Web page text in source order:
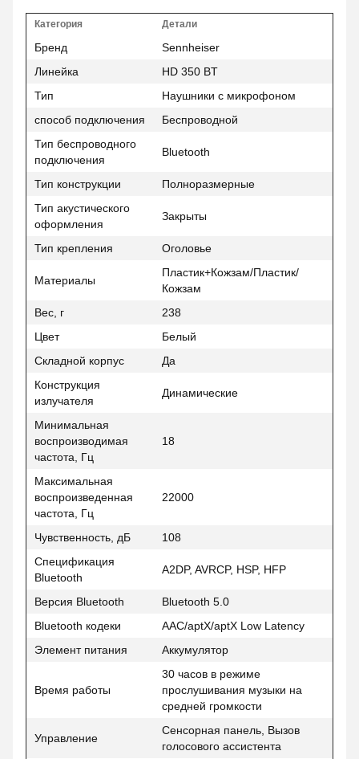
Категория Детали
Бренд
Sennheiser
Линейка
HD 350 BT
Тип
Наушники с микрофоном
способ подключения
Беспроводной
Тип беспроводного
подключения
Bluetooth
Тип конструкции
Полноразмерные
Тип акустического
оформления
Закрыты
Тип крепления Оголовье
Материалы
Пластик+Кожзам/Пластик/
Кожзам
Вес, г
238
Цвет
Белый
Складной корпус
Да
Конструкция
излучателя
Динамические
Минимальная
воспроизводимая
частота, Гц
18
Максимальная
воспроизведенная
частота, Гц
22000
Чувственность, дБ
108
Спецификация
Bluetooth
A2DP, AVRCP, HSP, HFP
Версия Bluetooth
Bluetooth 5.0
Bluetooth кодеки
AAC/aptX/aptX Low Latency
Элемент питания
Аккумулятор
Время работы
30 часов в режиме
прослушивания музыки на
средней громкости
Управление
Сенсорная панель, Вызов
голосового ассистента